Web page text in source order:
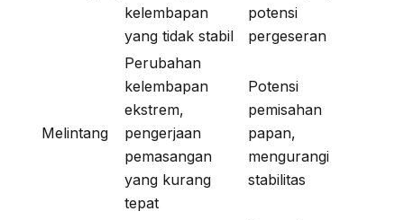
kelembapan
yang tidak stabil
potensi
pergeseran
Melintang
Perubahan
kelembapan
ekstrem,
pengerjaan
pemasangan
yang kurang
tepat
Potensi
pemisahan
papan,
mengurangi
stabilitas